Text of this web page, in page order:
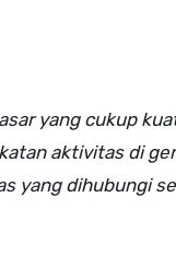
yang cukup
aktivitas di
yang dihubungi